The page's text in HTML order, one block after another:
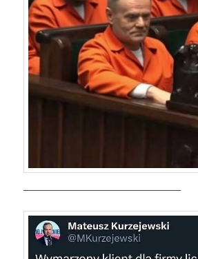
—————————————————–